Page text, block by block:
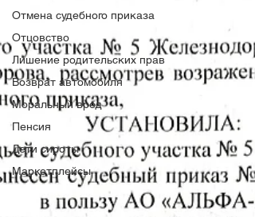
Отмена судебного приказа
Отцовство
Лишение родительских прав
Возврат автомобиля
Моральный вред
Пенсия
Дети сироты
Маркетплейсы